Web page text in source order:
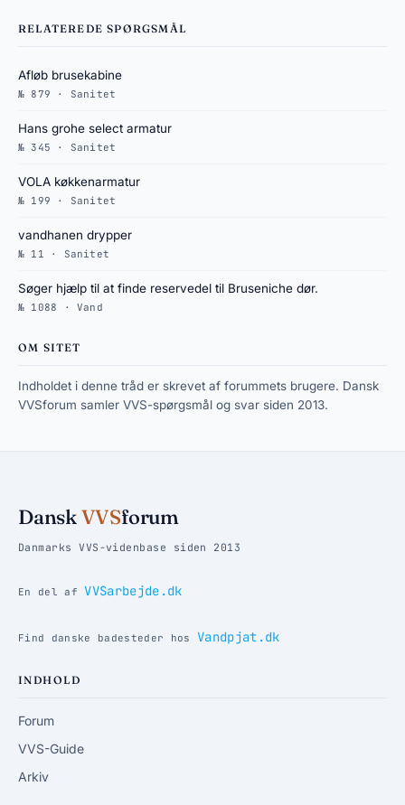
RELATEREDE SPØRGSMÅL
Afløb brusekabine
№ 879 · Sanitet
Hans grohe select armatur
№ 345 · Sanitet
VOLA køkkenarmatur
№ 199 · Sanitet
vandhanen drypper
№ 11 · Sanitet
Søger hjælp til at finde reservedel til Bruseniche dør.
№ 1088 · Vand
OM SITET
Indholdet i denne tråd er skrevet af forummets brugere. Dansk
VVSforum samler VVS-spørgsmål og svar siden 2013.
DanskVVSforum
Danmarks VVS-videnbase siden 2013
En del af VVSarbejde.dk
Find danske badesteder hos Vandpjat.dk
INDHOLD
Forum
VVS-Guide
Arkiv